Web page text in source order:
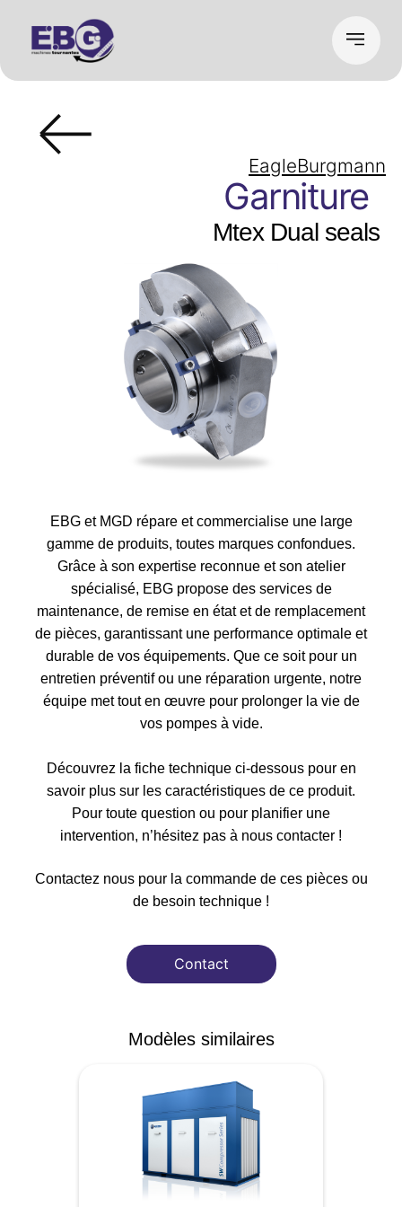
EagleBurgmann
Garniture
Mtex Dual seals
EBG et MGD répare et commercialise une large
gamme de produits, toutes marques confondues.
Grâce à son expertise reconnue et son atelier
spécialisé, EBG propose des services de
maintenance, de remise en état et de remplacement
de pièces, garantissant une performance optimale et
durable de vos équipements. Que ce soit pour un
entretien préventif ou une réparation urgente, notre
équipe met tout en œuvre pour prolonger la vie de
vos pompes à vide.
Découvrez la fiche technique ci-dessous pour en
savoir plus sur les caractéristiques de ce produit.
Pour toute question ou pour planifier une
intervention, n’hésitez pas à nous contacter !
Contactez nous pour la commande de ces pièces ou
de besoin technique !
Contact
Modèles similaires